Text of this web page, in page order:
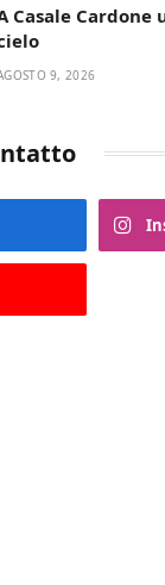
Casale Cardone
9, 2026